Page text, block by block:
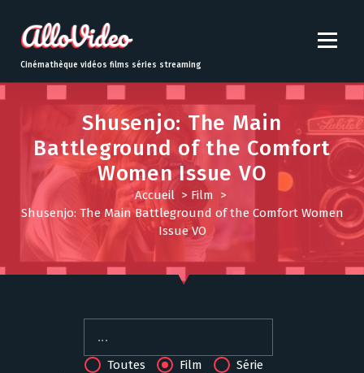
t
o
Cinémathèque vidéos films séries streaming
Shusenjo: The Main
Battleground of the Comfort
Women Issue VO
Accueil> Film >
Shusenjo: The Main Battleground of the Comfort Women
Issue VO
Toutes Film Série